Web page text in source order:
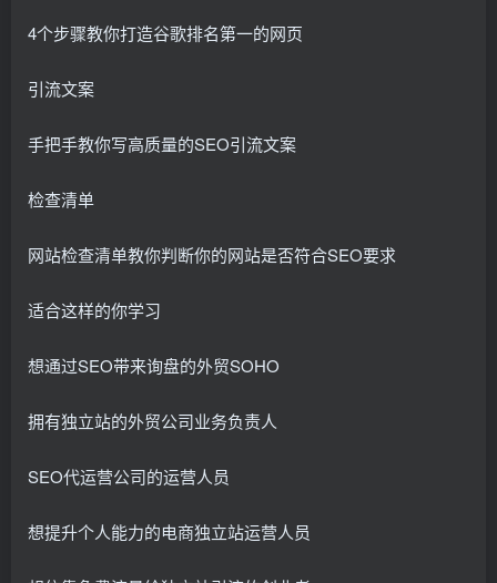
4个步骤教你打造谷歌排名第一的网页
引流文案
手把手教你写高质量的SEO引流文案
检查清单
网站检查清单教你判断你的网站是否符合SEO要求
适合这样的你学习
想通过SEO带来询盘的外贸SOHO
拥有独立站的外贸公司业务负责人
SEO代运营公司的运营人员
想提升个人能力的电商独立站运营人员